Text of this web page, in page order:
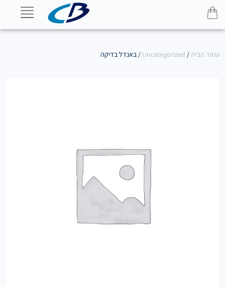
עמוד הבית/
Uncategorized / באנדל בדיקה